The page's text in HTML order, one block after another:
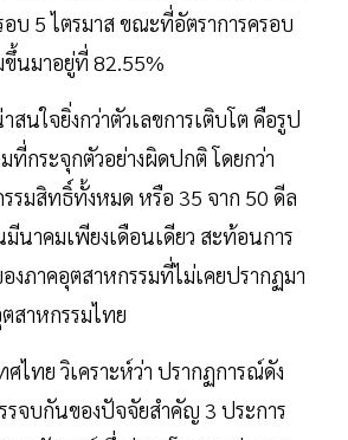
บ 5 ไตรมาส ขณะที่อัตราการครอบ
นมาอยู่ที่ 82.55%
สนใจยิ่งกว่าตัวเลขการเติบโต คือรูป
ที่กระจุกตัวอย่างผิดปกติ โดยกว่า
รมสิทธิ์ทั้งหมด หรือ 35 จาก 50 ดีล
นาคมเพียงเดือนเดียว สะท้อนการ
งภาคอุตสาหกรรมที่ไม่เคยปรากฏมา
สาหกรรมไทย
ไทย วิเคราะห์ว่า ปรากฏการณ์ดัง
รจบกันของปัจจัยสำคัญ 3 ประการ